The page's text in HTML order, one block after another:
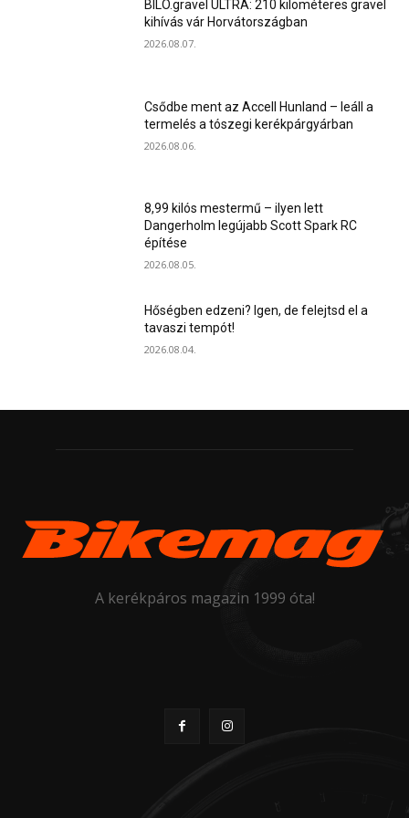
BILO.gravel ULTRA: 210 kilométeres gravel
kihívás vár Horvátországban
2026.08.07.
Csődbe ment az Accell Hunland – leáll a
termelés a tószegi kerékpárgyárban
2026.08.06.
8,99 kilós mestermű – ilyen lett
Dangerholm legújabb Scott Spark RC
építése
2026.08.05.
Hőségben edzeni? Igen, de felejtsd el a
tavaszi tempót!
2026.08.04.
A kerékpáros magazin 1999 óta!